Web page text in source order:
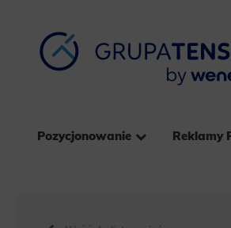
Pozycjonowanie Reklamy